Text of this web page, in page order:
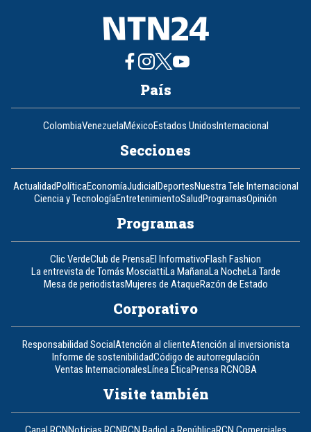
País
ColombiaVenezuelaMéxicoEstados UnidosInternacional
Secciones
ActualidadPolíticaEconomíaJudicialDeportesNuestra Tele Internacional
Ciencia y TecnologíaEntretenimientoSaludProgramasOpinión
Programas
Clic VerdeClub de PrensaEl InformativoFlash Fashion
La entrevista de Tomás MosciattiLa MañanaLa NocheLa Tarde
Mesa de periodistasMujeres de AtaqueRazón de Estado
Corporativo
Responsabilidad SocialAtención al clienteAtención al inversionista
Informe de sostenibilidadCódigo de autorregulación
Ventas InternacionalesLínea ÉticaPrensa RCNOBA
Visite también